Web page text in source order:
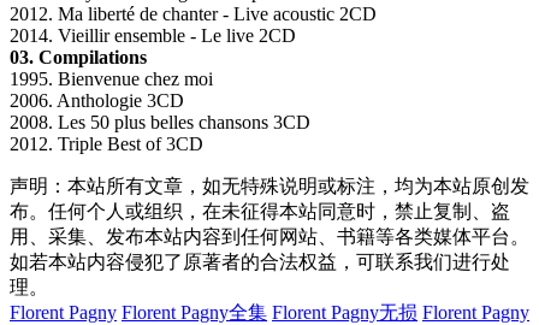
2012. Ma liberté de chanter - Live acoustic 2CD
2014. Vieillir ensemble - Le live 2CD
03. Compilations
1995. Bienvenue chez moi
2006. Anthologie 3CD
2008. Les 50 plus belles chansons 3CD
2012. Triple Best of 3CD
声明：本站所有文章，如无特殊说明或标注，均为本站原创发
布。任何个人或组织，在未征得本站同意时，禁止复制、盗
用、采集、发布本站内容到任何网站、书籍等各类媒体平台。
如若本站内容侵犯了原著者的合法权益，可联系我们进行处
理。
Florent Pagny Florent Pagny全集 Florent Pagny无损 Florent Pagny